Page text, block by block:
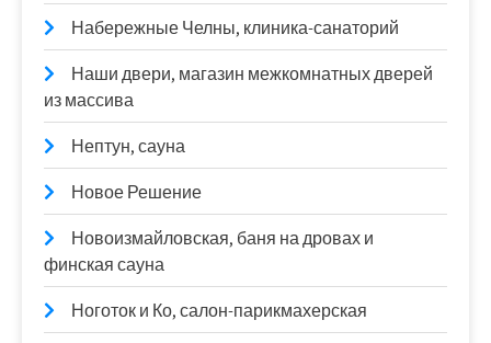
Набережные Челны, клиника-санаторий
Наши двери, магазин межкомнатных дверей
из массива
Нептун, сауна
Новое Решение
Новоизмайловская, баня на дровах и
финская сауна
Ноготок и Ко, салон-парикмахерская